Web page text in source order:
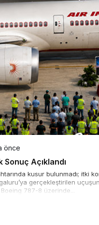
önce
Açıklandı
kusur bulunmadı; itki
gerçekleştirilen
787-8 üzerinde...